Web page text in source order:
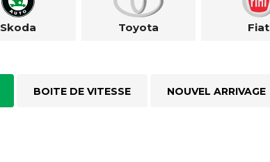
Skoda Toyota Fiat
BOITE DE VITESSE NOUVEL ARRIVAGE